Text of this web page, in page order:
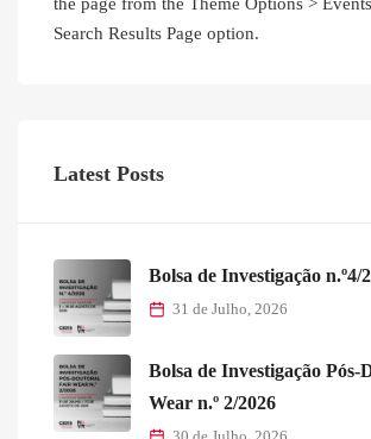
Search Results Page option.
Latest Posts
Bolsa de Investigação n.º4/
31 de Julho, 2026
Bolsa de Investigação
Wear n.º 2/2026